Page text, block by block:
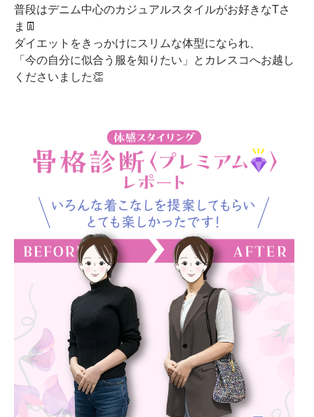
普段はデニム中心のカジュアルスタイルがお好きなTさ
ま👖
ダイエットをきっかけにスリムな体型になられ、
「今の自分に似合う服を知りたい」とカレスコへお越し
くださいました👏